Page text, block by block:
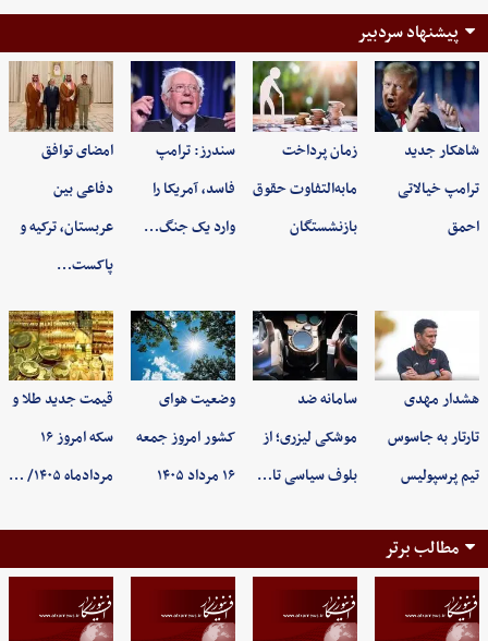
پیشنهاد سردبیر
شاهکار جدید
ترامپ خیالاتی
احمق
زمان پرداخت
مابه‌التفاوت حقوق
بازنشستگان
سندرز: ترامپ
فاسد، آمریکا را
وارد یک جنگ…
امضای توافق
دفاعی بین
عربستان، ترکیه و
پاکست…
هشدار مهدی
تارتار به جاسوس
تیم پرسپولیس
سامانه ضد
موشکی لیزری؛ از
بلوف سیاسی تا…
وضعیت هوای
کشور امروز جمعه
۱۶ مرداد ۱۴۰۵
قیمت جدید طلا و
سکه امروز ۱۶
مردادماه ۱۴۰۵/ …
مطالب برتر